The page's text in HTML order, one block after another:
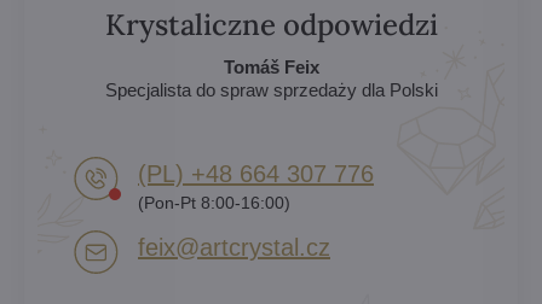
Krystaliczne odpowiedzi
Tomáš Feix
Specjalista do spraw sprzedaży dla Polski
(PL) +48 664 307 776
(Pon-Pt 8:00-16:00)
feix​@artcrystal​.cz